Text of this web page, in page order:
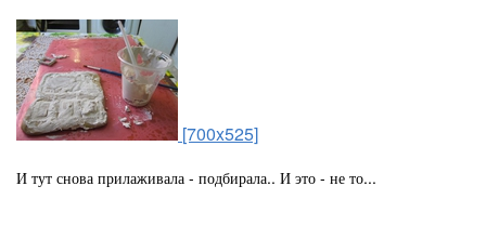
[700x525]
И тут снова прилаживала - подбирала.. И это - не то...